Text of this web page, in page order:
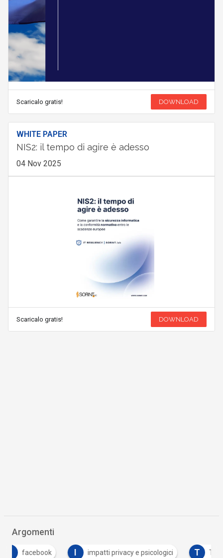
Scaricalo gratis! DOWNLOAD
WHITE PAPER
NIS2: il tempo di agire è adesso
04 Nov 2025
Scaricalo gratis! DOWNLOAD
Argomenti
I impatti privacy e psicologici T TikTok